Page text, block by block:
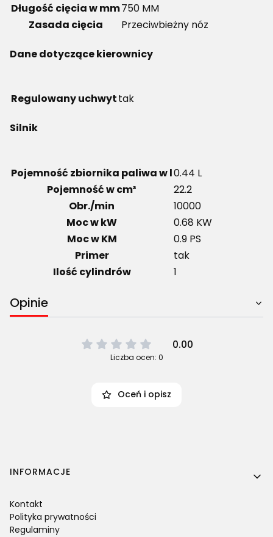
Długość cięcia w mm750 MM
Zasada cięcia
Przeciwbieżny nóz
Dane dotyczące kierownicy
Regulowany uchwyttak
Silnik
Pojemność zbiornika paliwa w l0.44 L
Pojemność w cm³
22.2
Obr./min
10000
Moc w kW
0.68 KW
Moc w KM
0.9 PS
Primer
tak
Ilość cylindrów
1
Opinie
0.00
Liczba ocen: 0
Oceń i opisz
Linki w stopce
INFORMACJE
Kontakt
Polityka prywatności
Regulaminy